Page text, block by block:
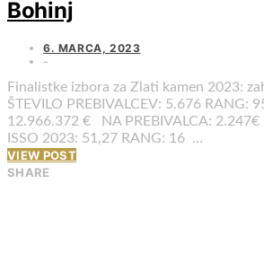
Bohinj
6. MARCA, 2023
Finalistke izbora za Zlati kamen 2023:
ŠTEVILO PREBIVALCEV: 5.676 RANG:
12.966.372 € NA PREBIVALCA: 2.247€
ISSO 2023: 51,27 RANG: 16 …
VIEW POST
SHARE